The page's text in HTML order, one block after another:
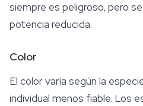
siempre es peligroso, pero
potencia reducida.
Color
El color varía según la
individual menos fiable. Los